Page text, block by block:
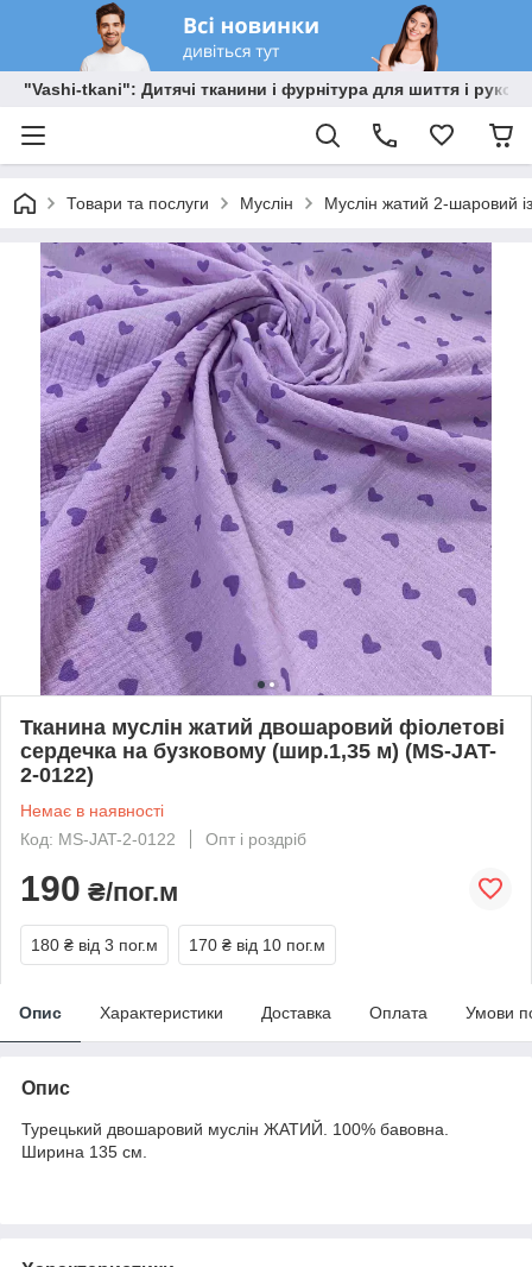
"Vashi-tkani": Дитячі тканини і фурнітура для шиття і
Товари та послуги Муслін Муслін жатий 2-шаровий
Тканина муслін жатий двошаровий фіолетові
сердечка на бузковому (шир.1,35 м) (MS-JAT-
2-0122)
Немає в наявності
Код: MS-JAT-2-0122
Опт і роздріб
190 ₴/пог.м
180 ₴ від 3 пог.м 170 ₴ від 10 пог.м
Опис Характеристики Доставка Оплата Умови
Опис
Турецький двошаровий муслін ЖАТИЙ. 100% бавовна.
Ширина 135 см.